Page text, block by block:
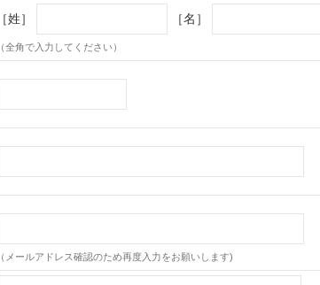
［姓］ ［名］
（全角で入力してください）
（メールアドレス確認のため再度入力をお願いします)